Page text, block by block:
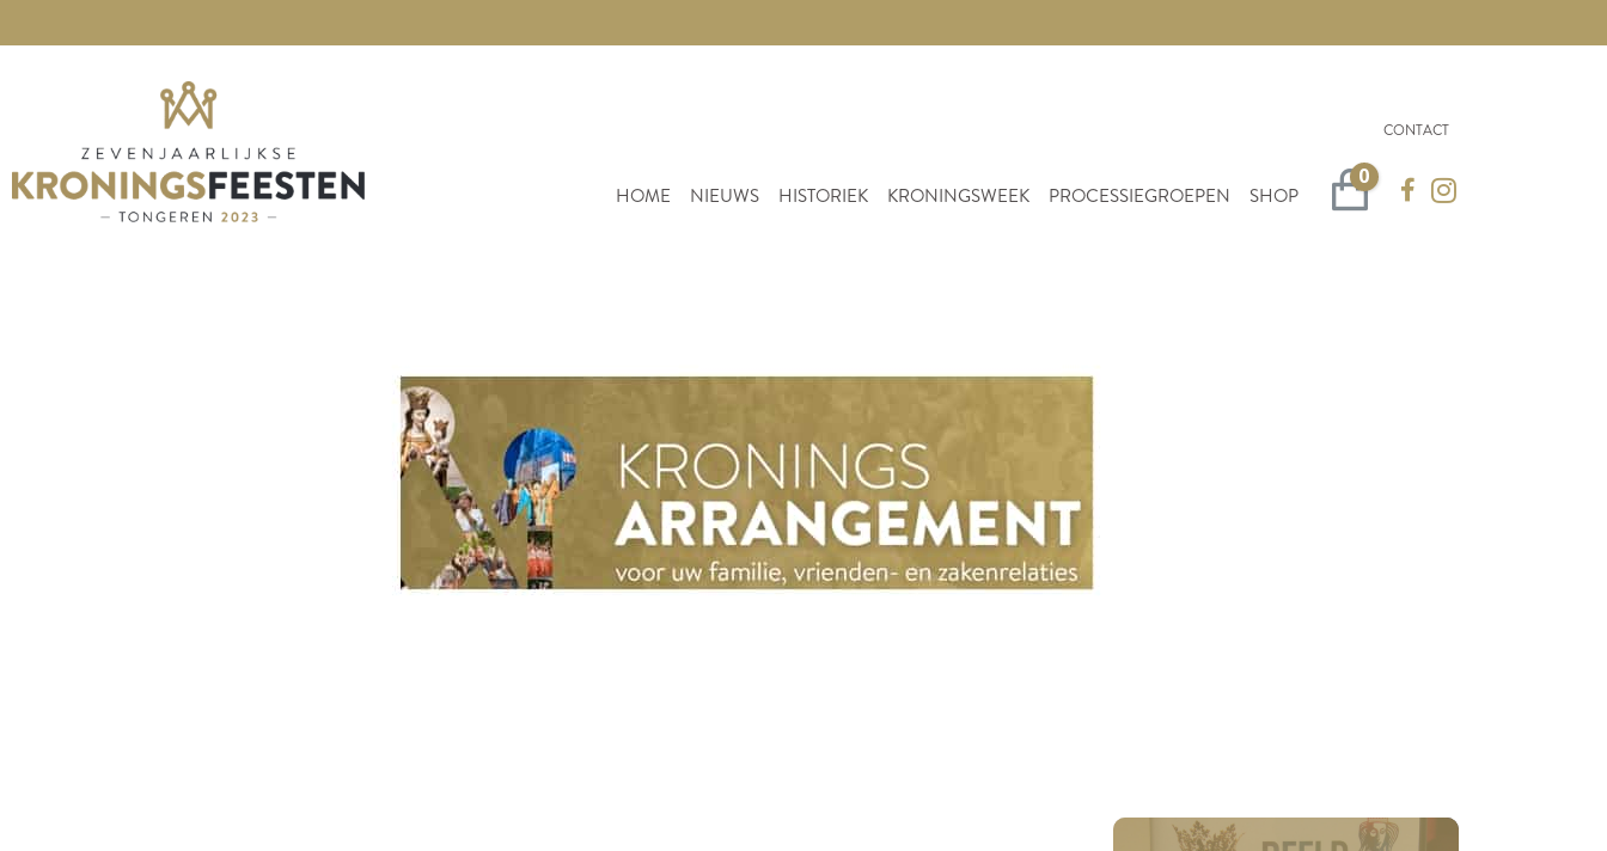
CONTACT
HOME NIEUWS HISTORIEK KRONINGSWEEK PROCESSIEGROEPEN SHOP Winkelwagen
0